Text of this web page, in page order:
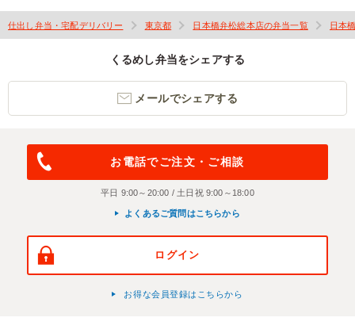
仕出し弁当・宅配デリバリー 東京都 日本橋弁松総本店の弁当一覧 日本
くるめし弁当をシェアする
メールでシェアする
お電話でご注文・ご相談
平日 9:00～20:00 / 土日祝 9:00～18:00
よくあるご質問はこちらから
ログイン
お得な会員登録はこちらから